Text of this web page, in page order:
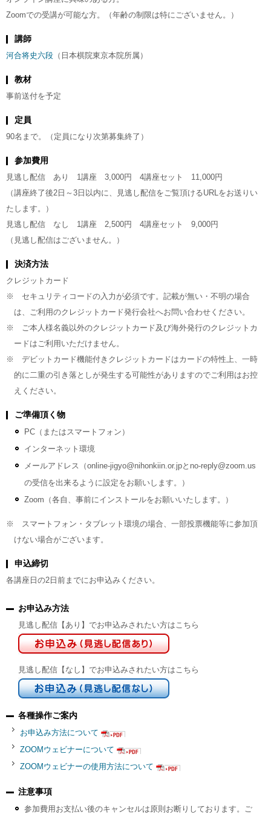
Zoomでの受講が可能な方。（年齢の制限は特にございません。）
講師
河合将史六段 （日本棋院東京本院所属）
教材
事前送付を予定
定員
90名まで。（定員になり次第募集終了）
参加費用
見逃し配信 あり 1講座 3,000円 4講座セット 11,000円
（講座終了後2日～3日以内に、見逃し配信をご覧頂けるURLをお送りい
たします。）
見逃し配信 なし 1講座 2,500円 4講座セット 9,000円
（見逃し配信はございません。）
決済方法
クレジットカード
※ セキュリティコードの入力が必須です。記載が無い・不明の場合
は、ご利用のクレジットカード発行会社へお問い合わせください。
※ ご本人様名義以外のクレジットカード及び海外発行のクレジットカ
ードはご利用いただけません。
※ デビットカード機能付きクレジットカードはカードの特性上、一時
的に二重の引き落としが発生する可能性がありますのでご利用はお控
えください。
ご準備頂く物
PC（またはスマートフォン）
インターネット環境
メールアドレス（online-jigyo@nihonkiin.or.jpとno-reply@zoom.us
の受信を出来るように設定をお願いします。）
Zoom（各自、事前にインストールをお願いいたします。）
※ スマートフォン・タブレット環境の場合、一部投票機能等に参加頂
けない場合がございます。
申込締切
各講座日の2日前までにお申込みください。
お申込み方法
見逃し配信【あり】でお申込みされたい方はこちら
見逃し配信【なし】でお申込みされたい方はこちら
各種操作ご案内
お申込み方法について
ZOOMウェビナーについて
ZOOMウェビナーの使用方法について
注意事項
参加費用お支払い後のキャンセルは原則お断りしております。ご